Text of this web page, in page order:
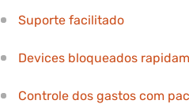
Suporte facilitado
Devices bloqueados
Controle dos gastos com